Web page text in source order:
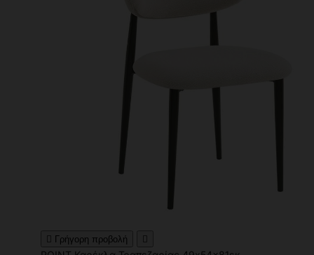
 Γρήγορη προβολή 